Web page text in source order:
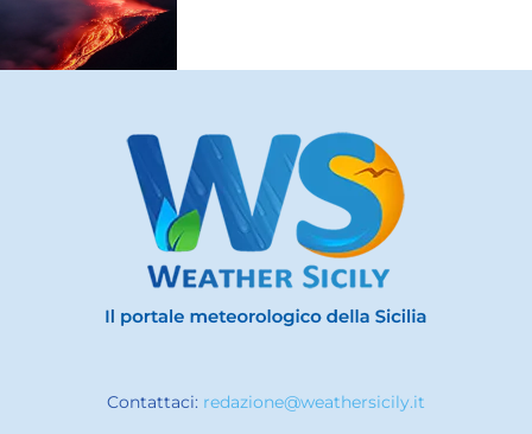
Contattaci: redazione@weathersicily.it